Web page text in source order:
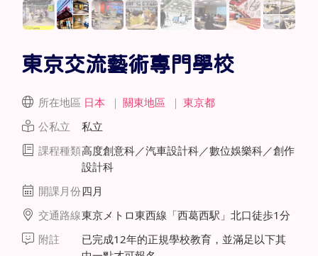
東京交流藝術專門學校
所在地區 日本 ｜ 關東地區 ｜ 東京都
公私立
私立
課程種類高度創意科／汽車設計科／數位娛樂科／創作
設計科
開課月份四月
交通路線東京メトロ東西線「西葛西駅」北口徒歩1分
附註
已完成12年的正規學校教育，並滿足以下其